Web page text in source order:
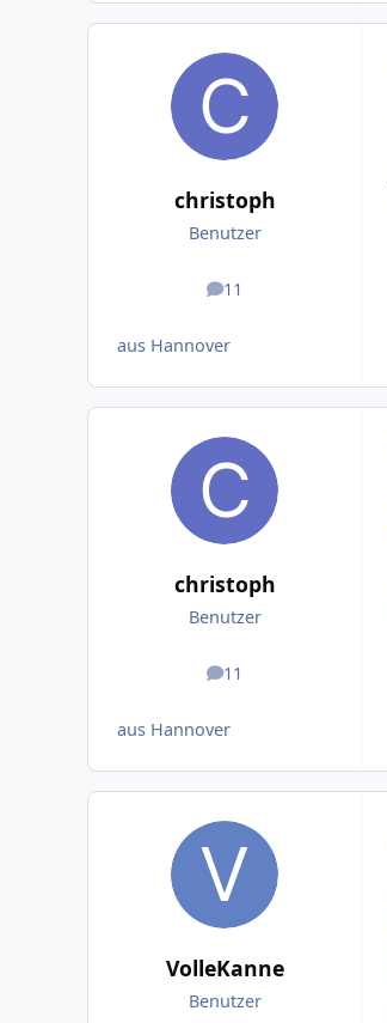
christoph
Benutzer
11
Beiträge
aus Hannover
christoph
Benutzer
11
Beiträge
aus Hannover
VolleKanne
Benutzer